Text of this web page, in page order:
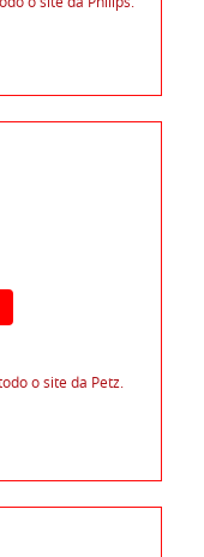
o site da Petz.